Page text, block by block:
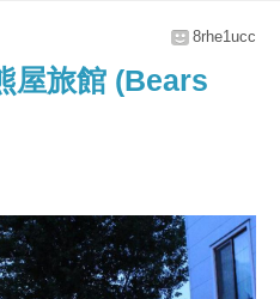
8rhe1ucc
屋旅館 (Bears